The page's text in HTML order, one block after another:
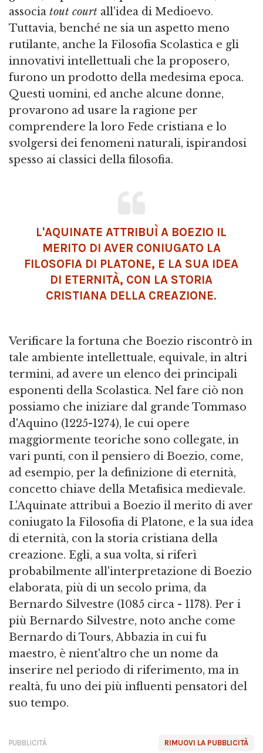
associa tout court all'idea di Medioevo.
Tuttavia, benché ne sia un aspetto meno
rutilante, anche la Filosofia Scolastica e gli
innovativi intellettuali che la proposero,
furono un prodotto della medesima epoca.
Questi uomini, ed anche alcune donne,
provarono ad usare la ragione per
comprendere la loro Fede cristiana e lo
svolgersi dei fenomeni naturali, ispirandosi
spesso ai classici della filosofia.
L'AQUINATE ATTRIBUÌ A BOEZIO IL
MERITO DI AVER CONIUGATO LA
FILOSOFIA DI PLATONE, E LA SUA IDEA
DI ETERNITÀ, CON LA STORIA
CRISTIANA DELLA CREAZIONE.
Verificare la fortuna che Boezio riscontrò in
tale ambiente intellettuale, equivale, in altri
termini, ad avere un elenco dei principali
esponenti della Scolastica. Nel fare ciò non
possiamo che iniziare dal grande Tommaso
d'Aquino (1225-1274), le cui opere
maggiormente teoriche sono collegate, in
vari punti, con il pensiero di Boezio, come,
ad esempio, per la definizione di eternità,
concetto chiave della Metafisica medievale.
L'Aquinate attribuì a Boezio il merito di aver
coniugato la Filosofia di Platone, e la sua idea
di eternità, con la storia cristiana della
creazione. Egli, a sua volta, si riferì
probabilmente all'interpretazione di Boezio
elaborata, più di un secolo prima, da
Bernardo Silvestre (1085 circa - 1178). Per i
più Bernardo Silvestre, noto anche come
Bernardo di Tours, Abbazia in cui fu
maestro, è nient'altro che un nome da
inserire nel periodo di riferimento, ma in
realtà, fu uno dei più influenti pensatori del
suo tempo.
RIMUOVI LA PUBBLICITÀ
PUBBLICITÀ